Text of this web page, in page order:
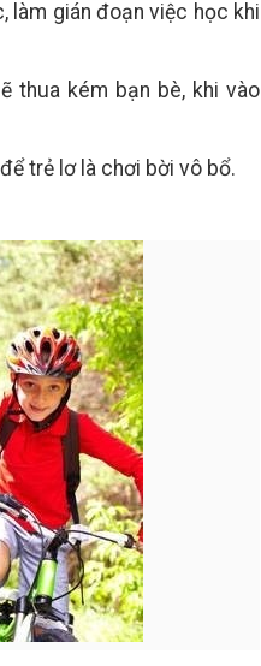
làm gián đoạn việc học khi
thua kém bạn bè, khi vào
trẻ lơ là chơi bời vô bổ.